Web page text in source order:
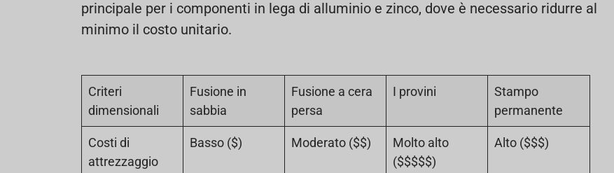
principale per i componenti in lega di alluminio e zinco, dove è necessario ridurre al
minimo il costo unitario.
Criteri
dimensionali
Fusione in
sabbia
Fusione a cera
persa
I provini
Stampo
permanente
Costi di
attrezzaggio
Basso ($) Moderato ($$)
Molto alto
($$$$$)
Alto ($$$)